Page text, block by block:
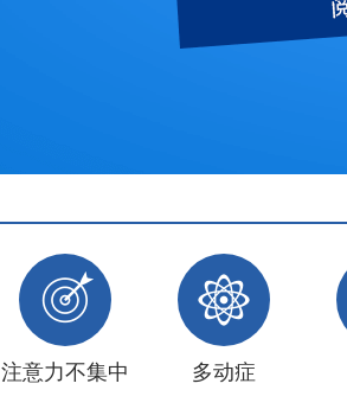
注意力不集中 多动症